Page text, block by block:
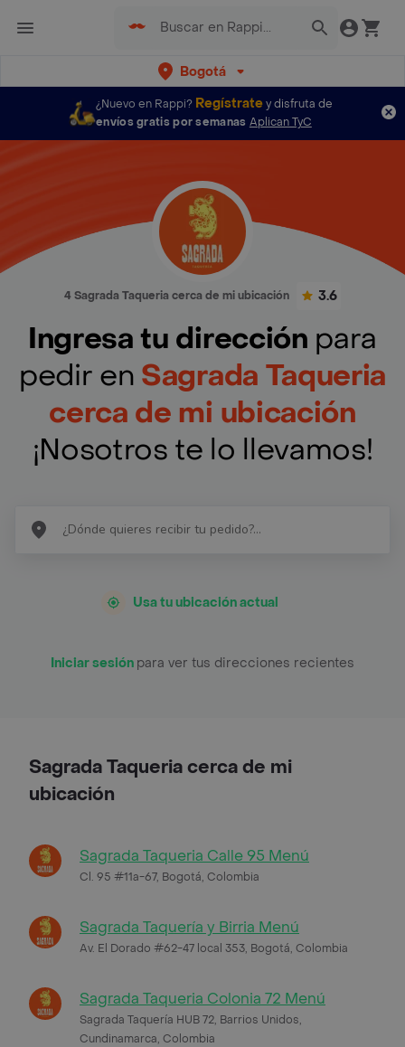
Bogotá
¿Nuevo en Rappi? Regístratey disfruta de
envíos gratis por semanas Aplican TyC
4 Sagrada Taqueria cerca de mi ubicación 3.6
Ingresa tu dirección para
pedir en Sagrada Taqueria
cerca de mi ubicación
¡Nosotros te lo llevamos!
Usa tu ubicación actual
Iniciar sesión para ver tus direcciones recientes
Sagrada Taqueria cerca de mi
ubicación
Sagrada Taqueria Calle 95 Menú
Cl. 95 #11a-67, Bogotá, Colombia
Sagrada Taquería y Birria Menú
Av. El Dorado #62-47 local 353, Bogotá, Colombia
Sagrada Taqueria Colonia 72 Menú
Sagrada Taquería HUB 72, Barrios Unidos,
Cundinamarca, Colombia